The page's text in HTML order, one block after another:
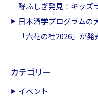
酵ふしぎ発見！キッズ
日本酒学プログラムの
「六花の杜2026」が
カテゴリー
イベント